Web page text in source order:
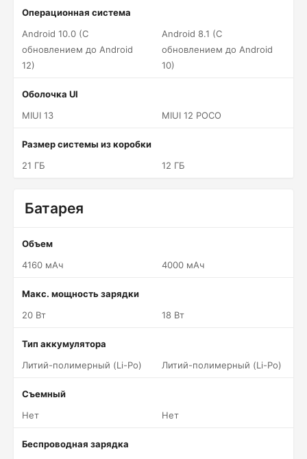
Операционная система
Android 10.0 (С
обновлением до Android
12)
Android 8.1 (С
обновлением до Android
10)
Оболочка UI
MIUI 13
MIUI 12 POCO
Размер системы из коробки
21 ГБ
12 ГБ
Батарея
Объем
4160 мАч
4000 мАч
Макс. мощность зарядки
20 Вт
18 Вт
Тип аккумулятора
Литий-полимерный (Li-Po)
Литий-полимерный (Li-Po)
Съемный
Нет
Нет
Беспроводная зарядка